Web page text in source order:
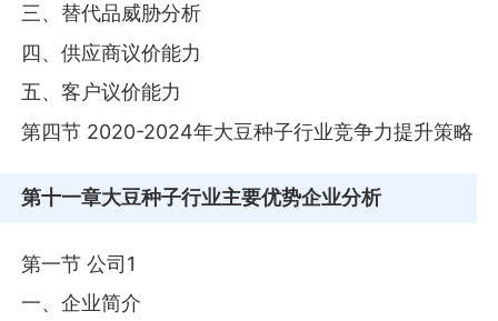
三、替代品威胁分析
四、供应商议价能力
五、客户议价能力
第四节 2020-2024年大豆种子行业竞争力提升策略
第十一章大豆种子行业主要优势企业分析
第一节 公司1
一、企业简介